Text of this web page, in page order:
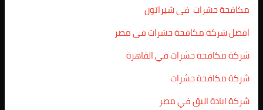
مكافحة حشرات فى شيراتون
افضل شركة مكافحة حشرات في مصر
شركة مكافحة حشرات في القاهرة
شركة مكافحة حشرات
شركة ابادة البق في مصر